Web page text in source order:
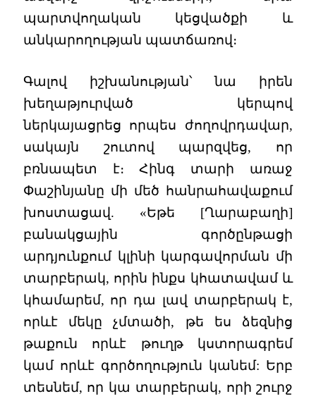
պարտվողական կեցվածքի և
անկարողության պատճառով։
Գալով իշխանության՝ նա իրեն
խեղաթյուրված կերպով
ներկայացրեց որպես ժողովրդավար,
սակայն շուտով պարզվեց, որ
բռնապետ է։ Հինգ տարի առաջ
Փաշինյանը մի մեծ հանրահավաքում
խոստացավ. «Եթե [Ղարաբաղի]
բանակցային գործընթացի
արդյունքում կլինի կարգավորման մի
տարբերակ, որին ինքս կհատավամ և
կհամարեմ, որ դա լավ տարբերակ է,
որևէ մեկը չմտածի, թե ես ձեզնից
թաքուն որևէ թուղթ կստորագրեմ
կամ որևէ գործողություն կանեմ: Երբ
տեսնեմ, որ կա տարբերակ, որի շուրջ